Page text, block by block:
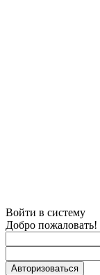
Войти в систему
Добро